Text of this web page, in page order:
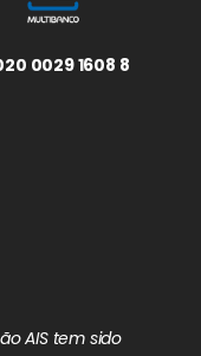
0029 1608 8
AIS tem sido